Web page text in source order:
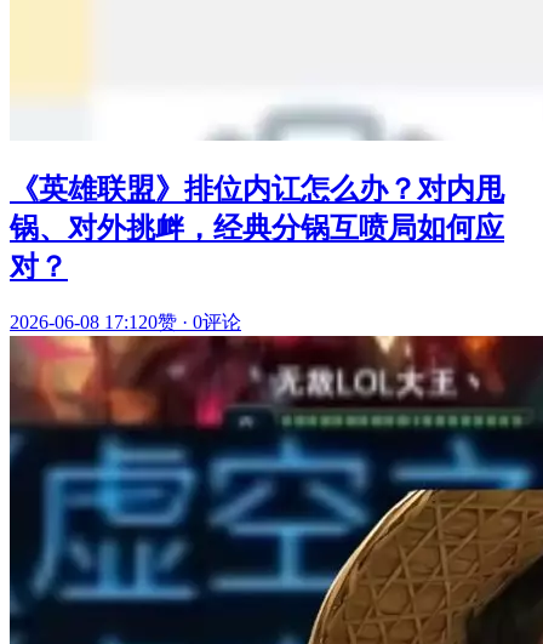
《英雄联盟》排位内讧怎么办？对内甩
锅、对外挑衅，经典分锅互喷局如何应
对？
2026-06-08 17:120赞 · 0评论